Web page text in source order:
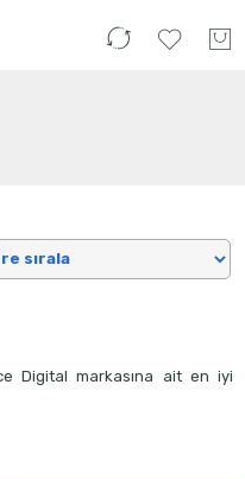
Digital markasına ait en iyi